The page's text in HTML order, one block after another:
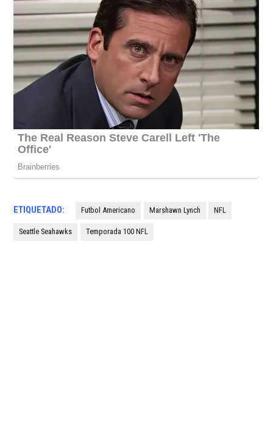
ETIQUETADO: Futbol Americano Marshawn Lynch NFL
Seattle Seahawks Temporada 100 NFL